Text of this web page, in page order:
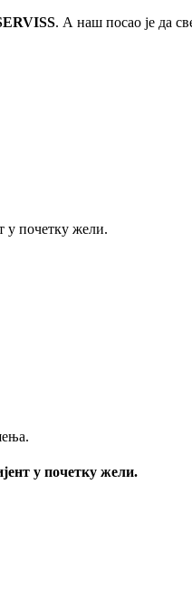
. А наш посао је да
у почетку жели.
у почетку жели.